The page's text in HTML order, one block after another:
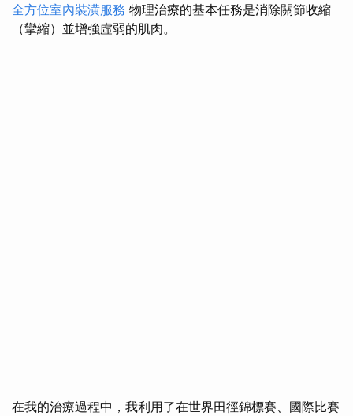
全方位室內裝潢服務 物理治療的基本任務是消除關節收縮
（攣縮）並增強虛弱的肌肉。
在我的治療過程中，我利用了在世界田徑錦標賽、國際比賽